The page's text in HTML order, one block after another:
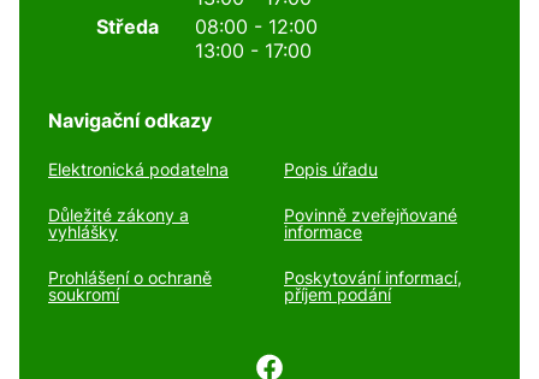
Středa
08:00 - 12:00
13:00 - 17:00
Navigační odkazy
Elektronická podatelna Popis úřadu
Důležité zákony a
vyhlášky
Povinně zveřejňované
informace
Prohlášení o ochraně
soukromí
Poskytování informací,
příjem podání